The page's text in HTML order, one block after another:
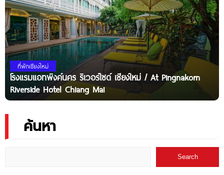
ที่พักเชียงใหม่
โรงแรมแอทพิงค์นคร ริเวอร์ไซด์ เชียงใหม่ / At Pingnakorn
Riverside Hotel Chiang Mai
ค้นหา
Search